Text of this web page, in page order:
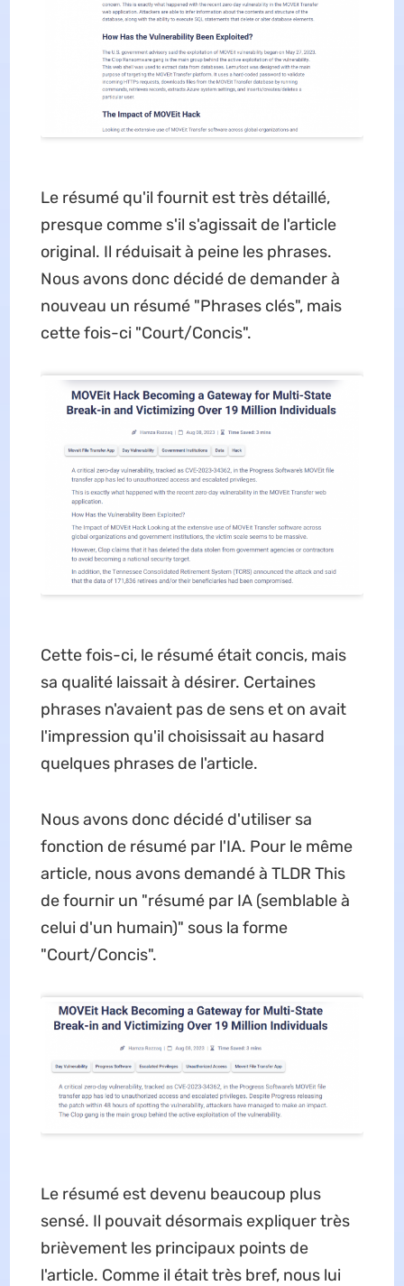
Le résumé qu'il fournit est très détaillé,
presque comme s'il s'agissait de l'article
original. Il réduisait à peine les phrases.
Nous avons donc décidé de demander à
nouveau un résumé "Phrases clés", mais
cette fois-ci "Court/Concis".
Cette fois-ci, le résumé était concis, mais
sa qualité laissait à désirer. Certaines
phrases n'avaient pas de sens et on avait
l'impression qu'il choisissait au hasard
quelques phrases de l'article.
Nous avons donc décidé d'utiliser sa
fonction de résumé par l'IA. Pour le même
article, nous avons demandé à TLDR This
de fournir un "résumé par IA (semblable à
celui d'un humain)" sous la forme
"Court/Concis".
Le résumé est devenu beaucoup plus
sensé. Il pouvait désormais expliquer très
brièvement les principaux points de
l'article. Comme il était très bref, nous lui